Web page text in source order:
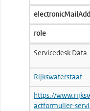
role
Servicedesk Data
Rijkswaterstaat
https://
actformulier-